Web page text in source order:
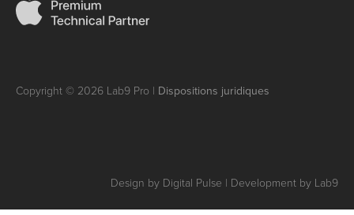
Copyright © 2026 Lab9 Pro | Dispositions juridiques
Design by Digital Pulse | Development by Lab9